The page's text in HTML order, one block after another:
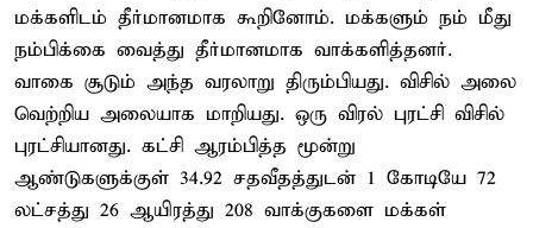
மக்களிடம் தீர்மானமாக கூறினோம். மக்களும் நம் மீது
நம்பிக்கை வைத்து தீர்மானமாக வாக்களித்தனர்.
வாகை சூடும் அந்த வரலாறு திரும்பியது. விசில் அலை
வெற்றிய அலையாக மாறியது. ஒரு விரல் புரட்சி விசில்
புரட்சியானது. கட்சி ஆரம்பித்த மூன்று
ஆண்டுகளுக்குள் 34.92 சதவீதத்துடன் 1 கோடியே 72
லட்சத்து 26 ஆயிரத்து 208 வாக்குகளை மக்கள்